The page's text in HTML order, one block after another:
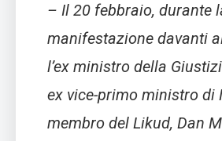
– Il 20 febbraio, durante
manifestazione davanti
l’ex ministro della
ex vice-primo ministro di
membro del Likud, Dan